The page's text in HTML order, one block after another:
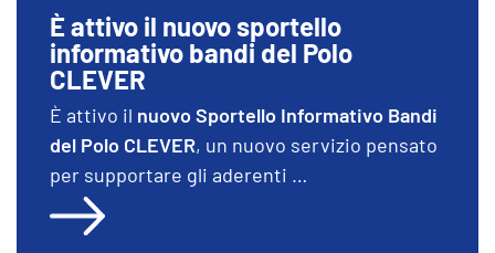
È attivo il nuovo sportello
informativo bandi del Polo
CLEVER
È attivo il nuovo Sportello Informativo Bandi
del Polo CLEVER, un nuovo servizio pensato
per supportare gli aderenti …